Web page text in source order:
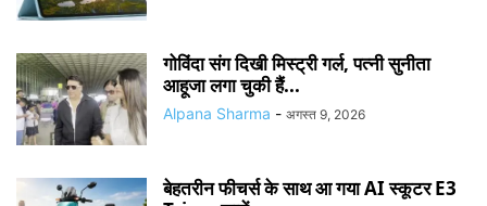
गोविंदा संग दिखी मिस्ट्री गर्ल, पत्नी सुनीता
आहूजा लगा चुकी हैं...
Alpana Sharma - अगस्त 9, 2026
बेहतरीन फीचर्स के साथ आ गया AI स्कूटर E3